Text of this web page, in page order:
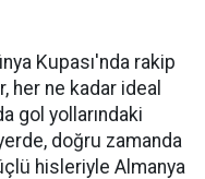
Kupası'nda rakip
her ne kadar ideal
gol yollarındaki
doğru zamanda
hisleriyle Almanya